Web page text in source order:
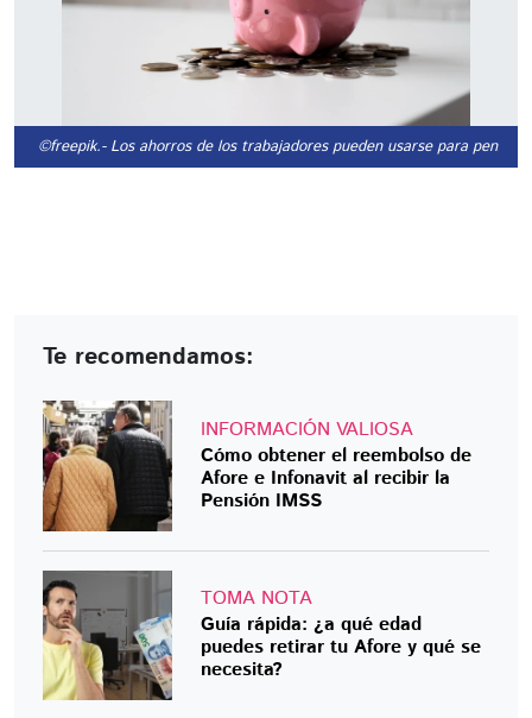
©freepik.- Los ahorros de los trabajadores pueden usarse para
Te recomendamos:
INFORMACIÓN VALIOSA
Cómo obtener el reembolso de
Afore e Infonavit al recibir la
Pensión IMSS
TOMA NOTA
Guía rápida: ¿a qué edad
puedes retirar tu Afore y qué se
necesita?